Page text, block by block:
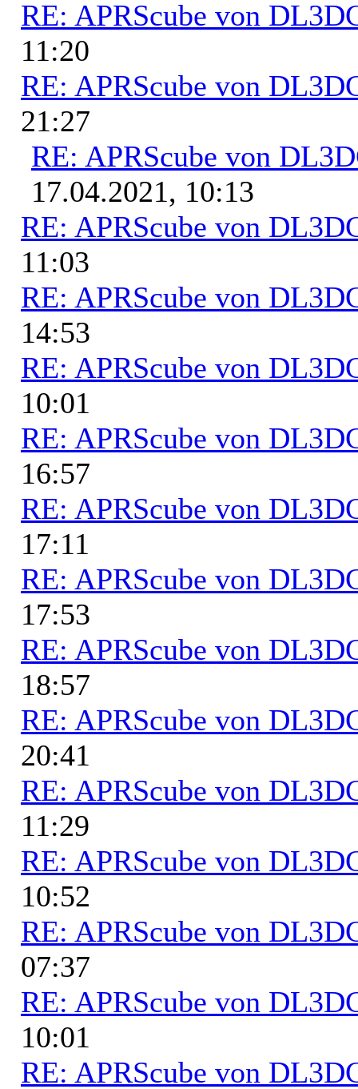
RE: APRScube von
11:20
RE: APRScube von
21:27
RE: APRScube von
17.04.2021, 10:13
RE: APRScube von
11:03
RE: APRScube von
14:53
RE: APRScube von
10:01
RE: APRScube von
16:57
RE: APRScube von
17:11
RE: APRScube von
17:53
RE: APRScube von
18:57
RE: APRScube von
20:41
RE: APRScube von
11:29
RE: APRScube von
10:52
RE: APRScube von
07:37
RE: APRScube von
10:01
RE: APRScube von